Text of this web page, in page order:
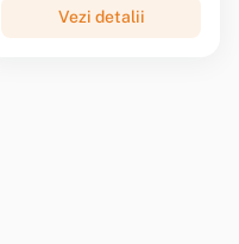
Vezi detalii